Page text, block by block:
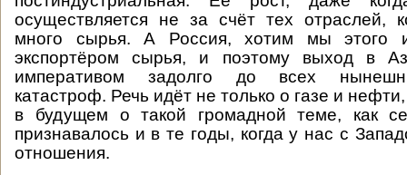
осуществляется не за счёт тех отраслей,
много сырья. А Россия, хотим мы этого
экспортёром сырья, и поэтому выход в
императивом задолго до всех
катастроф. Речь идёт не только о газе и
в будущем о такой громадной теме, как
признавалось и в те годы, когда у нас с
отношения.